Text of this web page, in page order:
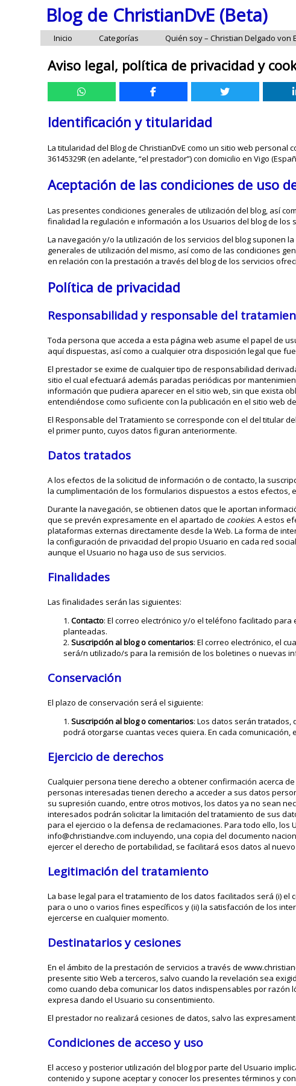
Blog de ChristianDvE (Beta)
Inicio Categorías Quién soy – Christian Delgado von
Aviso legal, política de privacidad y
Identificación y titularidad
La titularidad del Blog de ChristianDvE como un sitio web
36145329R (en adelante, “el prestador”) con domicilio en Vigo
Aceptación de las condiciones de uso
Las presentes condiciones generales de utilización del blog, así
finalidad la regulación e información a los Usuarios del blog de
La navegación y/o la utilización de los servicios del blog suponen
generales de utilización del mismo, así como de las condiciones
en relación con la prestación a través del blog de los servicios
Política de privacidad
Responsabilidad y responsable del
Toda persona que acceda a esta página web asume el papel de
aquí dispuestas, así como a cualquier otra disposición legal que
El prestador se exime de cualquier tipo de responsabilidad
sitio el cual efectuará además paradas periódicas por
información que pudiera aparecer en el sitio web, sin que exista
entendiéndose como suficiente con la publicación en el sitio web
El Responsable del Tratamiento se corresponde con el del titular
el primer punto, cuyos datos figuran anteriormente.
Datos tratados
A los efectos de la solicitud de información o de contacto, la
la cumplimentación de los formularios dispuestos a estos
Durante la navegación, se obtienen datos que le aportan
que se prevén expresamente en el apartado de cookies. A estos
plataformas externas directamente desde la Web. La forma de
la configuración de privacidad del propio Usuario en cada red
aunque el Usuario no haga uso de sus servicios.
Finalidades
Las finalidades serán las siguientes:
Contacto: El correo electrónico y/o el teléfono facilitado
planteadas.
Suscripción al blog o comentarios: El correo electrónico, el
será/n utilizado/s para la remisión de los boletines o nuevas
Conservación
El plazo de conservación será el siguiente:
Suscripción al blog o comentarios: Los datos serán tratados,
podrá otorgarse cuantas veces quiera. En cada
Ejercicio de derechos
Cualquier persona tiene derecho a obtener confirmación acerca
personas interesadas tienen derecho a acceder a sus datos
su supresión cuando, entre otros motivos, los datos ya no sean
interesados podrán solicitar la limitación del tratamiento de sus
para el ejercicio o la defensa de reclamaciones. Para todo ello,
info@christiandve.com incluyendo, una copia del documento
ejercer el derecho de portabilidad, se facilitará esos datos al
Legitimación del tratamiento
La base legal para el tratamiento de los datos facilitados será (i)
para o uno o varios fines específicos y (ii) la satisfacción de los
ejercerse en cualquier momento.
Destinatarios y cesiones
En el ámbito de la prestación de servicios a través de
presente sitio Web a terceros, salvo cuando la revelación sea
como cuando deba comunicar los datos indispensables por
expresa dando el Usuario su consentimiento.
El prestador no realizará cesiones de datos, salvo las
Condiciones de acceso y uso
El acceso y posterior utilización del blog por parte del Usuario
contenido y supone aceptar y conocer los presentes términos y